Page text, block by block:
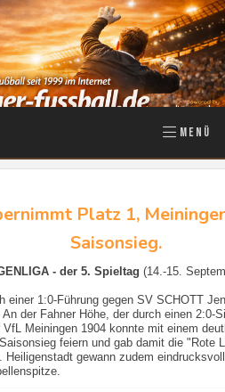
MENÜ
Platz 1,
Saisonsieg.
- der 5. Spieltag (14.-15.
einer 1:0-Führung gegen SV SCHOTT
der Fahner Höhe, der durch einen 2:0-
Meiningen 1904 konnte mit einem
feiern und gab damit die "Rote
Heiligenstadt gewann zudem